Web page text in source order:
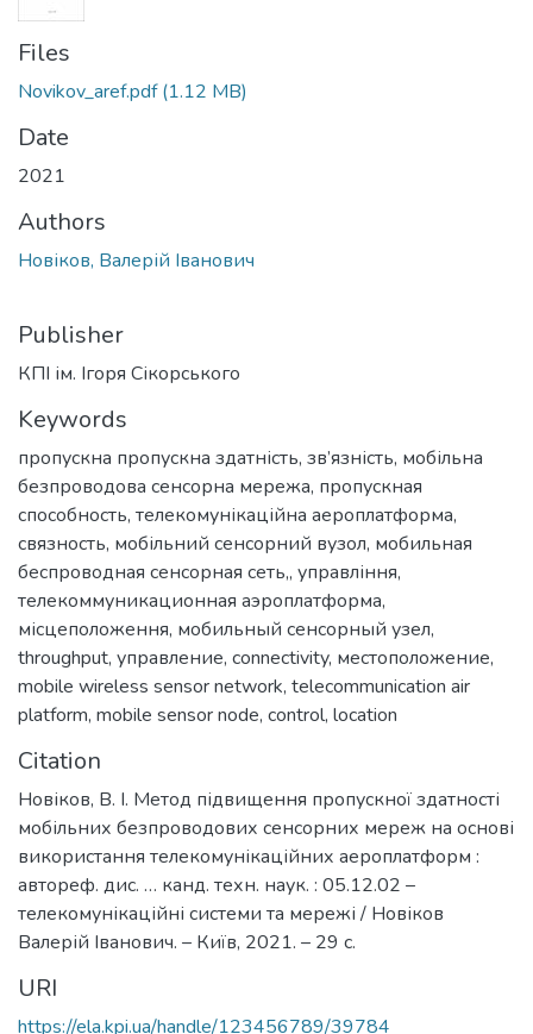
Files
Novikov_aref.pdf(1.12 MB)
Date
2021
Authors
Новіков, Валерій Іванович
Publisher
КПІ ім. Ігоря Сікорського
Keywords
пропускна пропускна здатність, зв’язність, мобільна
безпроводова сенсорна мережа, пропускная
способность, телекомунікаційна аероплатформа,
связность, мобільний сенсорний вузол, мобильная
беспроводная сенсорная сеть,, управління,
телекоммуникационная аэроплатформа,
місцеположення, мобильный сенсорный узел,
throughput, управление, connectivity, местоположение,
mobile wireless sensor network, telecommunication air
platform, mobile sensor node, control, location
Citation
Новіков, В. І. Метод підвищення пропускної здатності
мобільних безпроводових сенсорних мереж на основі
використання телекомунікаційних аероплатформ :
автореф. дис. … канд. техн. наук. : 05.12.02 –
телекомунікаційні системи та мережі / Новіков
Валерій Іванович. – Київ, 2021. – 29 с.
URI
https://ela.kpi.ua/handle/123456789/39784